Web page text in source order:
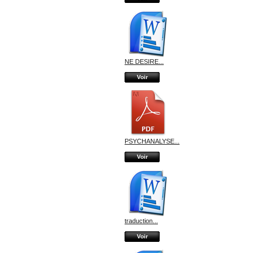
NE DESIRE...
Voir
PSYCHANALYSE...
Voir
traduction...
Voir